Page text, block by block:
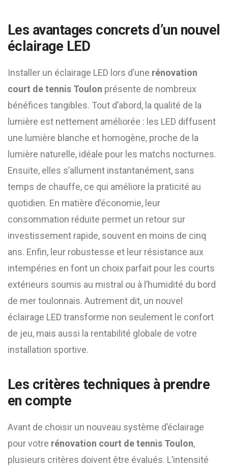
Les avantages concrets d’un nouvel
éclairage LED
Installer un éclairage LED lors d’une rénovation
court de tennis Toulon présente de nombreux
bénéfices tangibles. Tout d’abord, la qualité de la
lumière est nettement améliorée : les LED diffusent
une lumière blanche et homogène, proche de la
lumière naturelle, idéale pour les matchs nocturnes.
Ensuite, elles s’allument instantanément, sans
temps de chauffe, ce qui améliore la praticité au
quotidien. En matière d’économie, leur
consommation réduite permet un retour sur
investissement rapide, souvent en moins de cinq
ans. Enfin, leur robustesse et leur résistance aux
intempéries en font un choix parfait pour les courts
extérieurs soumis au mistral ou à l’humidité du bord
de mer toulonnais. Autrement dit, un nouvel
éclairage LED transforme non seulement le confort
de jeu, mais aussi la rentabilité globale de votre
installation sportive.
Les critères techniques à prendre
en compte
Avant de choisir un nouveau système d’éclairage
pour votre rénovation court de tennis Toulon,
plusieurs critères doivent être évalués. L’intensité